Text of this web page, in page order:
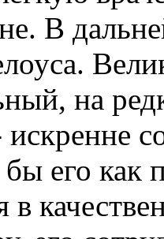
В
на
искренне
его как